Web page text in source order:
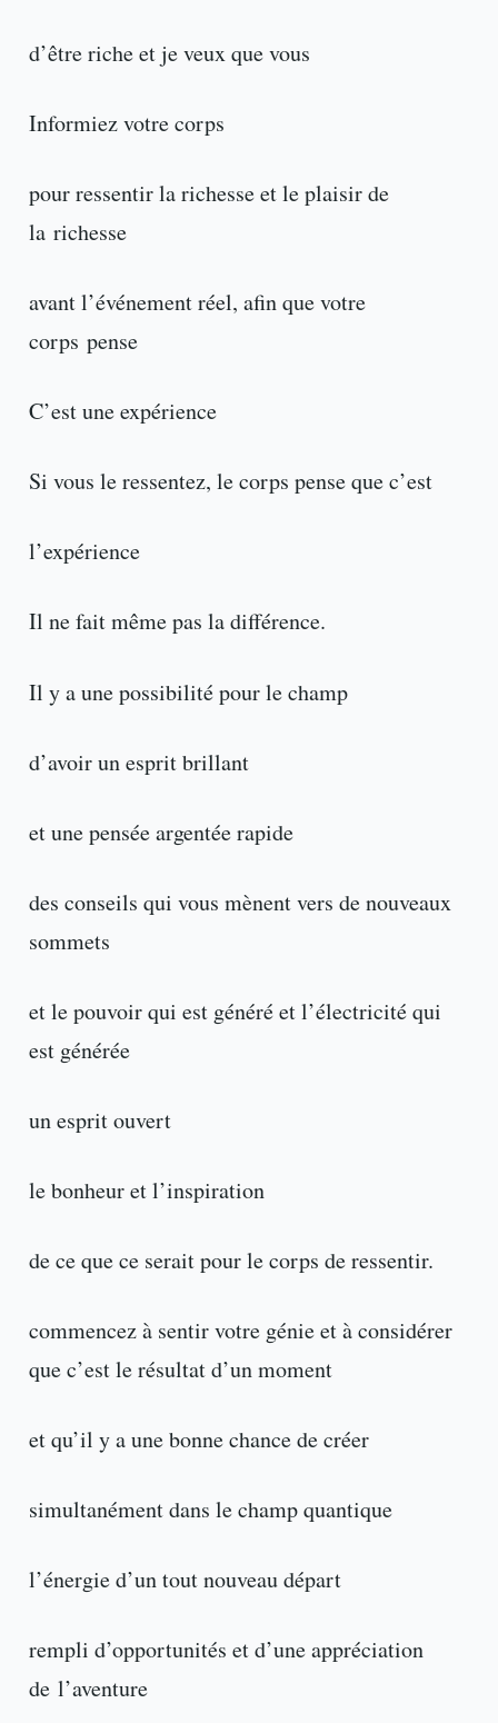
d’être riche et je veux que vous
Informiez votre corps
pour ressentir la richesse et le plaisir de
la richesse
avant l’événement réel, afin que votre
corps pense
C’est une expérience
Si vous le ressentez, le corps pense que c’est
l’expérience
Il ne fait même pas la différence.
Il y a une possibilité pour le champ
d’avoir un esprit brillant
et une pensée argentée rapide
des conseils qui vous mènent vers de nouveaux
sommets
et le pouvoir qui est généré et l’électricité qui
est générée
un esprit ouvert
le bonheur et l’inspiration
de ce que ce serait pour le corps de ressentir.
commencez à sentir votre génie et à considérer
que c’est le résultat d’un moment
et qu’il y a une bonne chance de créer
simultanément dans le champ quantique
l’énergie d’un tout nouveau départ
rempli d’opportunités et d’une appréciation
de l’aventure